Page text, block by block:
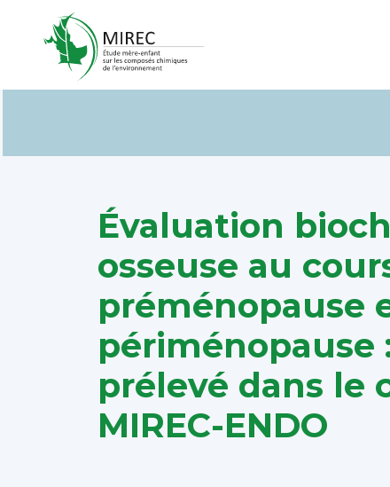
Évaluation
osseuse au
préménopause
périménopause
prélevé dans le
MIREC-ENDO